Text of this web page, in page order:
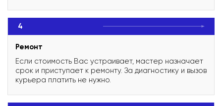
4
Ремонт
Если стоимость Вас устраивает, мастер назначает
срок и приступает к ремонту. За диагностику и вызов
курьера платить не нужно.